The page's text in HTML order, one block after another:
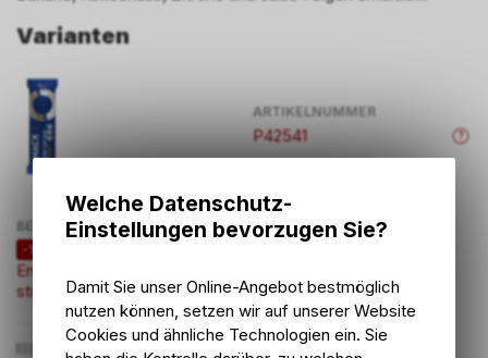
Varianten
ARTIKELNUMMER
P42541
BEZEICHNUNG
-13%
Energy Oat Bar Coconut 1
stück
8714411010375
PREIS
2.10 CHF
Welche Datenschutz-
Einstellungen bevorzugen Sie?
Damit Sie unser Online-Angebot bestmöglich
nutzen können, setzen wir auf unserer Website
Cookies und ähnliche Technologien ein. Sie